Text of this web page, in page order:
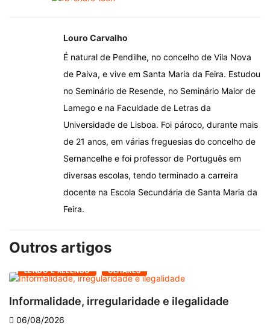
Louro Carvalho
É natural de Pendilhe, no concelho de Vila Nova
de Paiva, e vive em Santa Maria da Feira. Estudou
no Seminário de Resende, no Seminário Maior de
Lamego e na Faculdade de Letras da
Universidade de Lisboa. Foi pároco, durante mais
de 21 anos, em várias freguesias do concelho de
Sernancelhe e foi professor de Português em
diversas escolas, tendo terminado a carreira
docente na Escola Secundária de Santa Maria da
Feira.
Outros artigos
LENDO E RELENDO OLHARES
Informalidade, irregularidade e ilegalidade
06/08/2026